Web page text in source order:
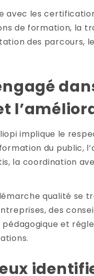
avec les
de formation, la
des parcours,
implique le
du public,
la coordination
qualité se
des
et